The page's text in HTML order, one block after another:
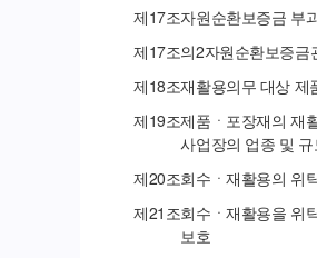
제17조자원순환보증금 부
제17조의2자원순환보증금
제18조재활용의무 대상 제
제19조제품ㆍ포장재의 재
사업장의 업종 및 규
제20조회수ㆍ재활용의 위
제21 조회수ㆍ재활용을 위
보호